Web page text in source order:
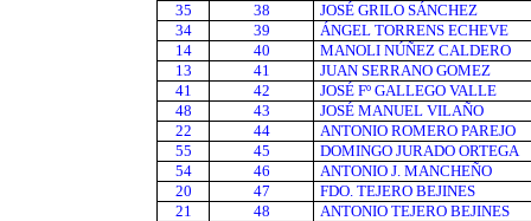
35
38
JOSÉ GRILO SÁNCHEZ
34
39
ÁNGEL TORRENS ECHEVE
14
40
MANOLI NÚÑEZ CALDERO
13
41
JUAN SERRANO GOMEZ
41
42
JOSÉ Fº GALLEGO VALLE
48
43
JOSÉ MANUEL VILAÑO
22
44
ANTONIO ROMERO PAREJO
55
45
DOMINGO JURADO ORTEGA
54
46
ANTONIO J. MANCHEÑO
20
47
FDO. TEJERO BEJINES
21
48
ANTONIO TEJERO BEJINES